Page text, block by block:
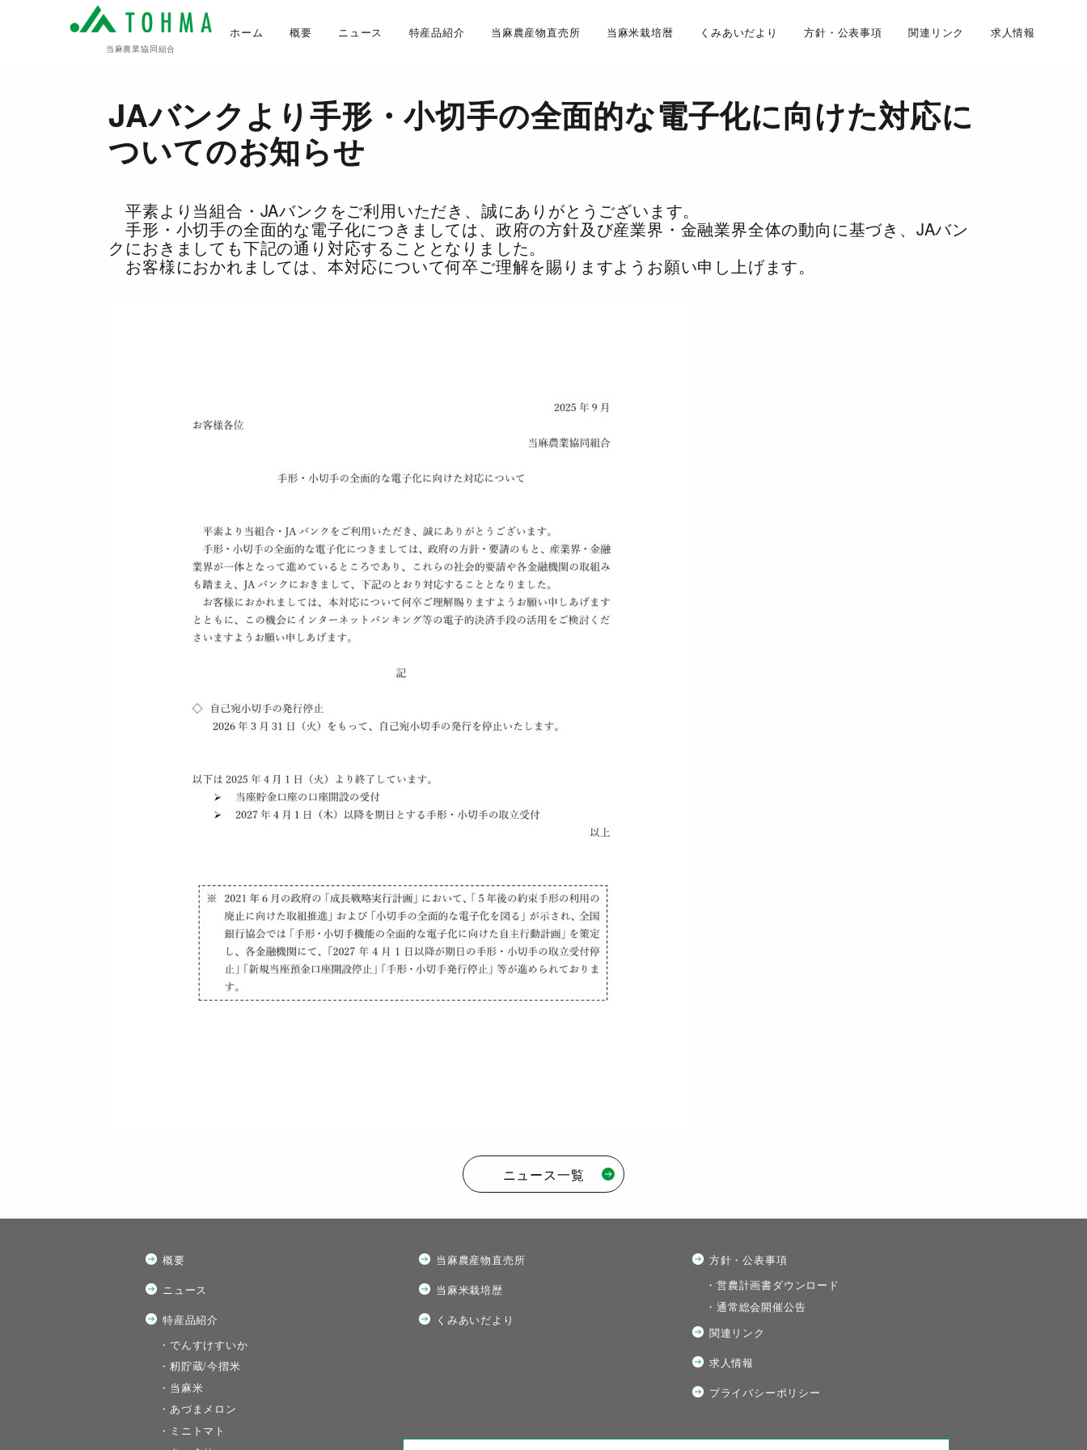
当麻農業協同組合
ホーム 概要 ニュース 特産品紹介 当麻農産物直売所 当麻米栽培暦 くみあいだより 方針・公表事項 関連リンク 求人情報
JAバンクより手形・小切手の全面的な電子化に向けた対応に
ついてのお知らせ
平素より当組合・JAバンクをご利用いただき、誠にありがとうございます。
手形・小切手の全面的な電子化につきましては、政府の方針及び産業界・金融業界全体の動向に基づき、JAバン
クにおきましても下記の通り対応することとなりました。
お客様におかれましては、本対応について何卒ご理解を賜りますようお願い申し上げます。
ニュース一覧
概要
ニュース
特産品紹介
・でんすけすいか
・籾貯蔵/今摺米
・当麻米
・あづまメロン
・ミニトマト
当麻農産物直売所
当麻米栽培歴
くみあいだより
方針・公表事項
・営農計画書ダウンロード
・通常総会開催公告
関連リンク
求人情報
プライバシーポリシー